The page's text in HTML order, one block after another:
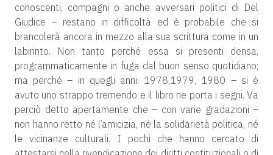
conoscenti, compagni o anche avversari politici di Del
Giudice – restano in difficoltà ed è probabile che si
brancolerà ancora in mezzo alla sua scrittura come in un
labirinto. Non tanto perché essa si presenti densa,
programmaticamente in fuga dal buon senso quotidiano;
ma perché – in quegli anni: 1978,1979, 1980 – si è
avuto uno strappo tremendo e il libro ne porta i segni. Va
perciò detto apertamente che – con varie gradazioni –
non hanno retto né l’amicizia, né la solidarietà politica, né
le vicinanze culturali. I pochi che hanno cercato di